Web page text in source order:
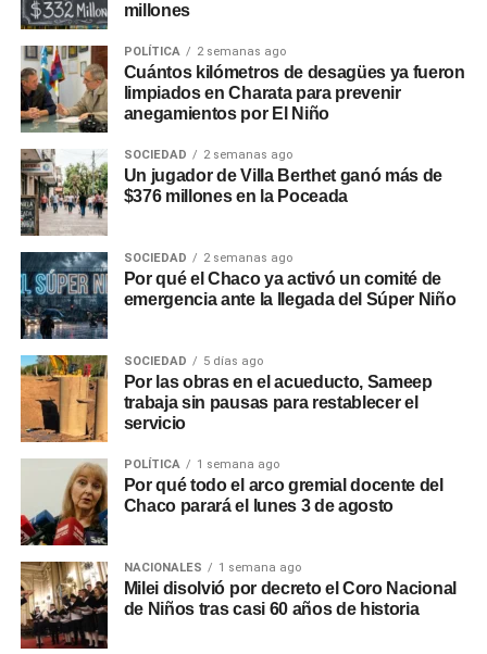
millones
POLÍTICA 2 semanas ago
Cuántos kilómetros de desagües ya fueron
limpiados en Charata para prevenir
anegamientos por El Niño
SOCIEDAD 2 semanas ago
Un jugador de Villa Berthet ganó más de
$376 millones en la Poceada
SOCIEDAD 2 semanas ago
Por qué el Chaco ya activó un comité de
emergencia ante la llegada del Súper Niño
SOCIEDAD 5 días ago
Por las obras en el acueducto, Sameep
trabaja sin pausas para restablecer el
servicio
POLÍTICA 1 semana ago
Por qué todo el arco gremial docente del
Chaco parará el lunes 3 de agosto
NACIONALES 1 semana ago
Milei disolvió por decreto el Coro Nacional
de Niños tras casi 60 años de historia